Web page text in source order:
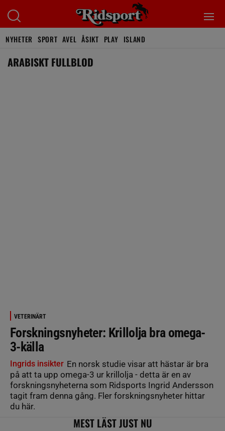
NYHETER SPORT AVEL ÅSIKT PLAY ISLAND
ARABISKT FULLBLOD
VETERINÄRT
Forskningsnyheter: Krillolja bra omega-
3-källa
Ingrids insikter En norsk studie visar att hästar är bra
på att ta upp omega-3 ur krillolja - detta är en av
forskningsnyheterna som Ridsports Ingrid Andersson
tagit fram denna gång. Fler forskningsnyheter hittar
du här.
MEST LÄST JUST NU